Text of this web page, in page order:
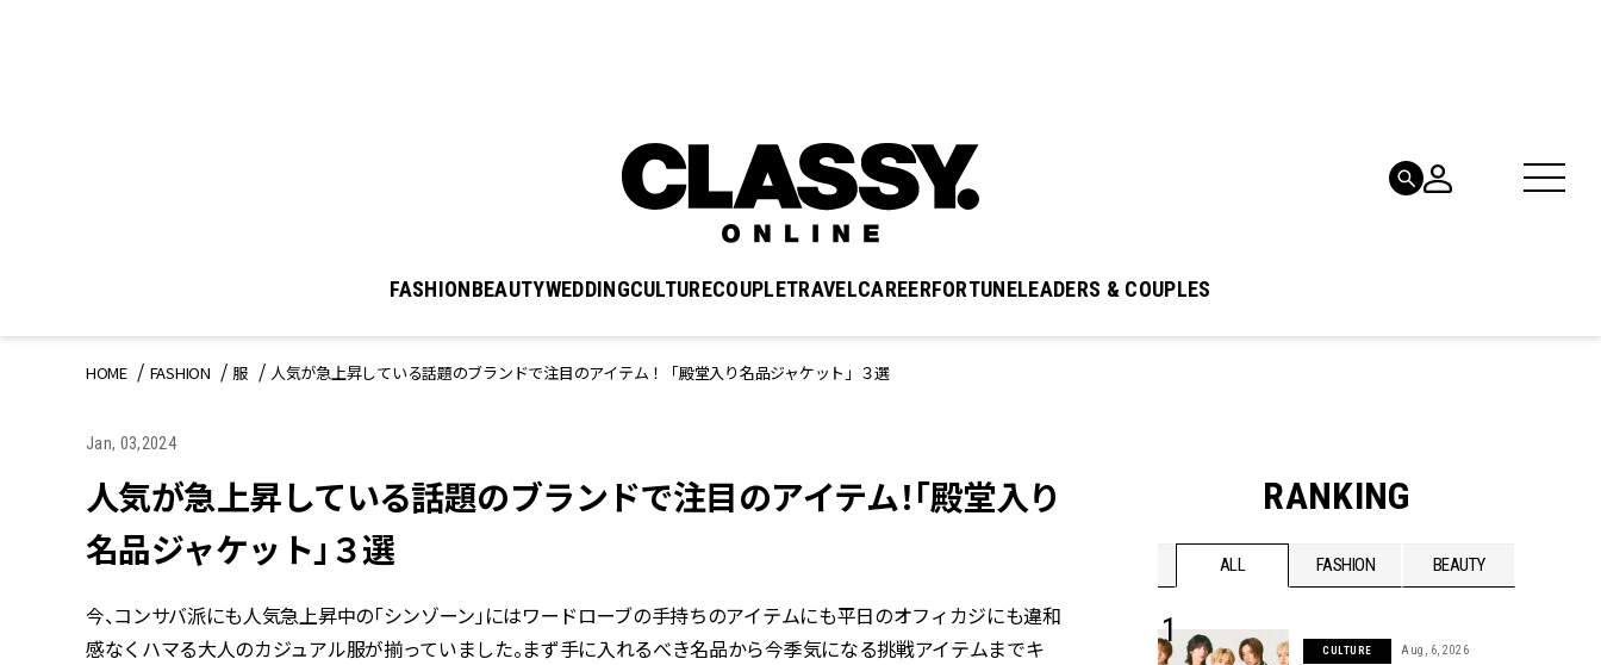
FASHIONBEAUTYWEDDINGCULTURECOUPLETRAVELCAREERFORTUNELEADERS & COUPLES
HOME FASHION 服 人気が急上昇している話題のブランドで注目のアイテム！「殿堂入り名品ジャケット」３選
Jan, 03,2024
人気が急上昇している話題のブランドで注目のアイテム！「殿堂入り
名品ジャケット」３選
今、コンサバ派にも人気急上昇中の「シンゾーン」にはワードローブの手持ちのアイテムにも平日のオフィカジにも違和
感なくハマる大人のカジュアル服が揃っていました。まず手に入れるべき名品から今季気になる挑戦アイテムまでキ
RANKING
ALL FASHION BEAUTY
BEAUTY Aug, 6, 2026 WEDDING CULTURE Aug, 6, 2026